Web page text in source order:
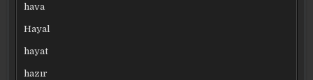
hava
Hayal
hayat
hazır